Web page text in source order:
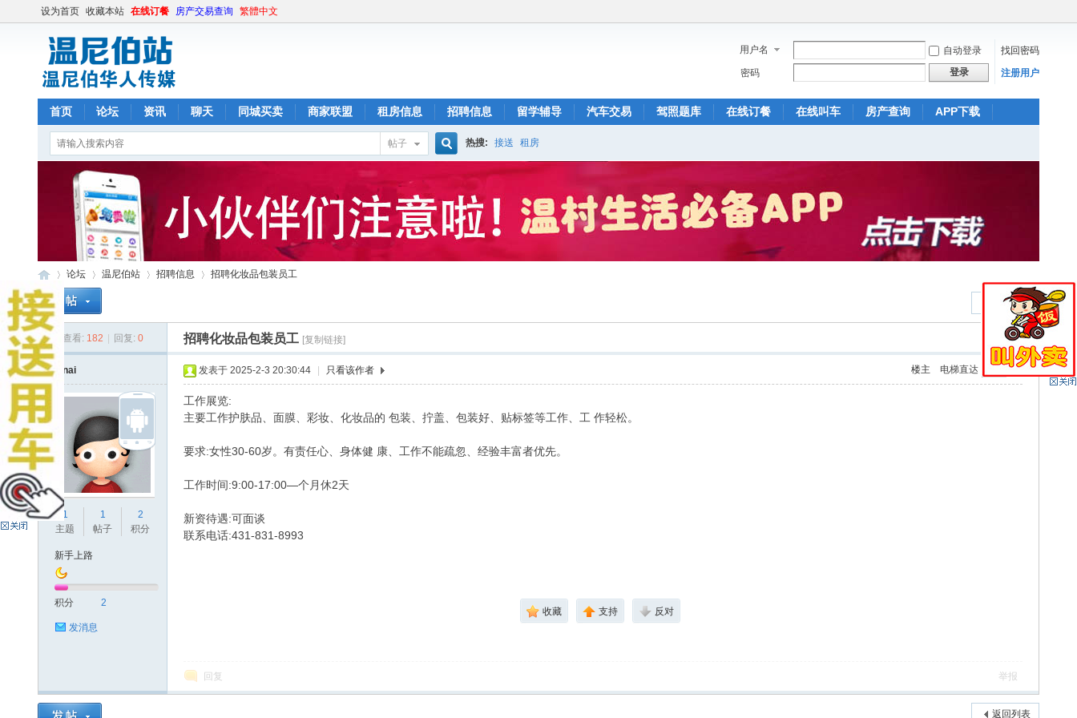
设为首页 收藏本站 在线订餐 房产交易查询 繁體中文
用户名 自动登录
找回密码
密码
登录 注册用户
首页 论坛 资讯 聊天 同城买卖 商家联盟 租房信息 招聘信息 留学辅导 汽车交易 驾照题库 在线订餐 在线叫车 房产查询 APP下载
帖子
索
热搜: 接送 租房
温 »
论坛
›
温尼伯站
›
招聘信息
›
招聘化妆品包装员工
返回列表
查看: 182 回复: 0 招聘化妆品包装员工 [复制链接]
Sknai
1
主题
1
帖子
2
积分
新手上路
积分 2
发消息
电梯直达
楼主
发表于 2025-2-3 20:30:44 只看该作者
工作展览:
主要工作护肤品、面膜、彩妆、化妆品的 包装、拧盖、包装好、贴标签等工作、工 作轻松。
要求:女性30-60岁。有责任心、身体健 康、工作不能疏忽、经验丰富者优先。
工作时间:9:00-17:00—个月休2天
新资待遇:可面谈
联系电话:431-831-8993
收藏 支持 反对
回复 举报
返回列表